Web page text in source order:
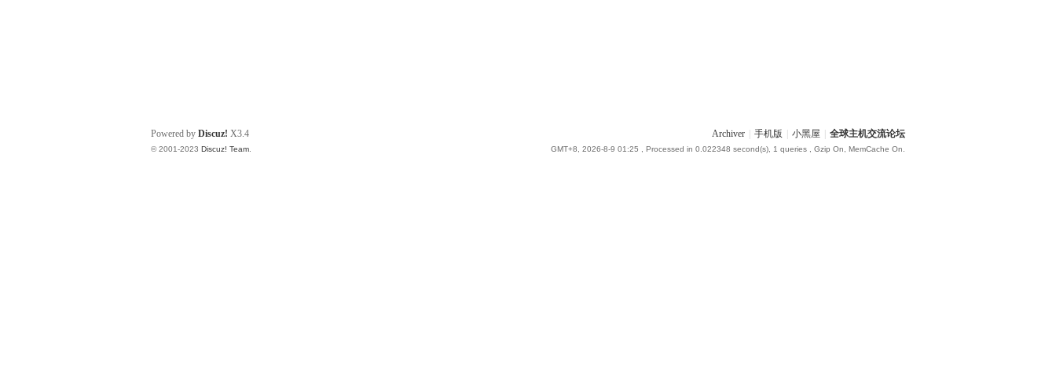
Archiver 手机版 小黑屋 全球主机交流论坛
GMT+8, 2026-8-9 01:25 , Processed in 0.022348 second(s), 1 queries , Gzip On, MemCache On.
Powered by Discuz! X3.4
© 2001-2023 Discuz! Team